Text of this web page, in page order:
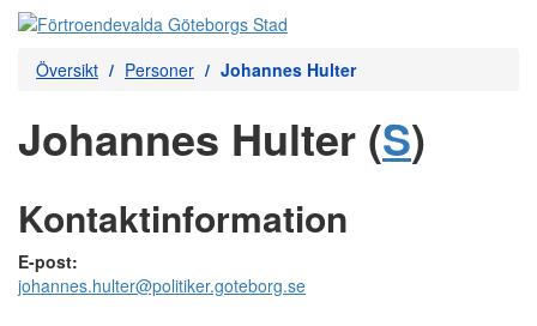
Översikt Personer Johannes Hulter
Johannes Hulter (S)
Kontaktinformation
E-post:
johannes.hulter@politiker.goteborg.se